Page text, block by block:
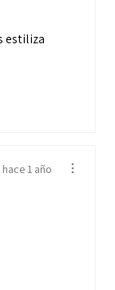
estiliza
hace 1 año